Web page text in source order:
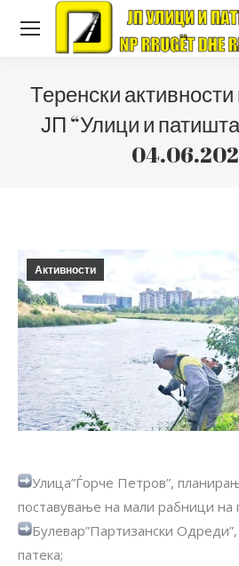
Теренски
ЈП “Улици и
Активности
Улица”Ѓорче Петров”,
поставување на мали рабници на
Булевар”Партизански
патека;